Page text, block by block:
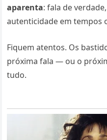
aparenta: fala de
autenticidade em tempos
Fiquem atentos. Os
próxima fala — ou o
tudo.